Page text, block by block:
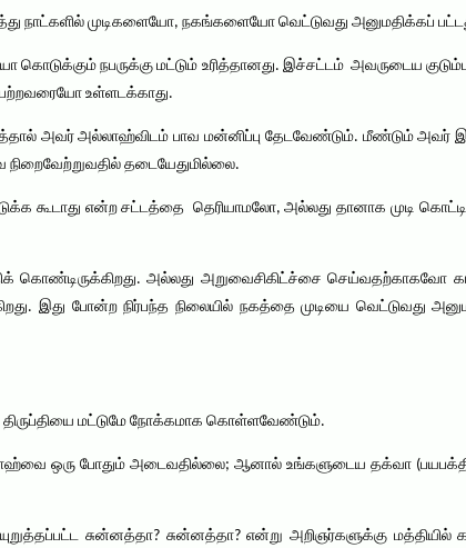
நாட்களில் முடிகளையோ, நகங்களையோ வெட்டுவது அனுமதிக்கப்
நபருக்கு மட்டும் உரித்தானது. இச்சட்டம் அவருடைய
உள்ளடக்காது.
அவர் அல்லாஹ்விடம் பாவ மன்னிப்பு தேடவேண்டும். மீண்டும் அவர்
தடையேதுமில்லை.
கூடாது என்ற சட்டத்தை தெரியாமலோ, அல்லது தானாக முடி
கொண்டிருக்கிறது. அல்லது அறுவைசிகிட்ச்சை செய்வதற்காகவோ
இது போன்ற நிர்பந்த நிலையில் நகத்தை முடியை வெட்டுவது
மட்டுமே நோக்கமாக கொள்ளவேண்டும்.
ஒரு போதும் அடைவதில்லை; ஆனால் உங்களுடைய தக்வா
சுன்னத்தா? சுன்னத்தா? என்று அறிஞர்களுக்கு மத்தியில்